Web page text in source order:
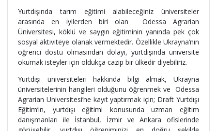
Yurtdışında tarım eğitimi alabileceğiniz üniversiteler
arasında en iyilerden biri olan Odessa Agrarian
Üniversitesi, köklü ve saygın eğitiminin yanında pek çok
sosyal aktiviteye olanak vermektedir. Özellikle Ukrayna’nın
öğrenci dostu olmasından dolayı, yurtdışında üniversite
okumak isteyler için oldukça cazip bir ülkedir diyebiliriz.
Yurtdışı üniversiteleri hakkında bilgi almak, Ukrayna
üniversitelerinin hangileri olduğunu öğrenmek ve Odessa
Agrarian Üniversitesi’ne kayıt yaptırmak için; Draft Yurtdışı
Eğitim’in, yurtdışı eğitimi konusunda uzman eğitim
danışmanları ile İstanbul, İzmir ve Ankara ofislerinde